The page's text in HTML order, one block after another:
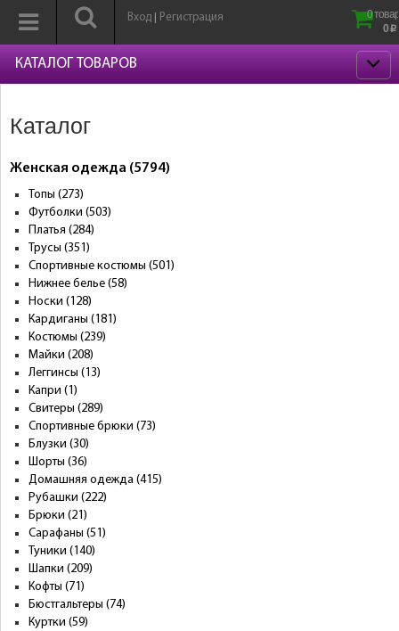
Вход Регистрация
0
0 p
КАТАЛОГ ТОВАРОВ
Каталог
Женская одежда (5794)
Топы (273)
Футболки (503)
Платья (284)
Трусы (351)
Спортивные костюмы (501)
Нижнее белье (58)
Носки (128)
Кардиганы (181)
Костюмы (239)
Майки (208)
Леггинсы (13)
Капри (1)
Свитеры (289)
Спортивные брюки (73)
Блузки (30)
Шорты (36)
Домашняя одежда (415)
Рубашки (222)
Брюки (21)
Сарафаны (51)
Туники (140)
Шапки (209)
Кофты (71)
Бюстгальтеры (74)
Куртки (59)